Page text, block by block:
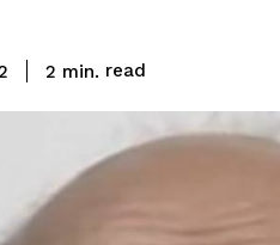
2 min. read